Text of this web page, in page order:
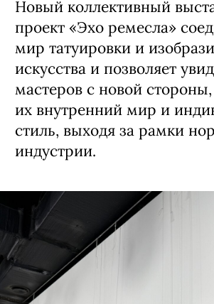
Выставка «Эхо ремесла» в
Ель»
Новый коллективный
мир татуировки и
искусства и позволяет
мастеров с новой стороны,
их внутренний мир и
стиль, выходя за рамки
индустрии.